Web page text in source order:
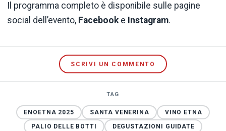
Il programma completo è disponibile sulle pagine
social dell’evento, Facebooke Instagram.
SCRIVI UN COMMENTO
TAG
ENOETNA 2025 SANTA VENERINA
VINO ETNA
PALIO DELLE BOTTI
DEGUSTAZIONI GUIDATE